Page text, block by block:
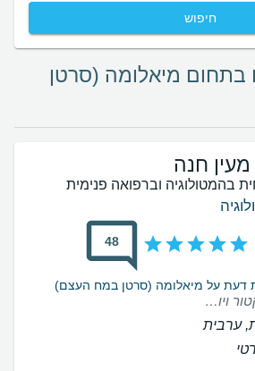
חיפוש
בתחום מיאלומה (סרטן
חנה
בהמטולוגיה וברפואה פנימית
48
דוקטור חנה יותר מדוקטור ויותר מפרופסור קודם כל בן אדם שקיבלתי את הבשורה הרעה דוקטור חנה נכנסה לחדר הרגיע והיא הסבירה לי בדיוק על המחלה עד כדי כך שהיא סיימה להסביר לי לא היה לי אפילו שאלה אחת לשאול אותה החוויה הייתה היא משהו בלתי רגילה כל שעה שאני צריך אותה היא עונה היא עוזרת פשוט בן אדם מדהים אם בן אדם מקבל בשורה כזאת המלצה שלי שיהיה בידיים של דוקטור חנה
ערבית